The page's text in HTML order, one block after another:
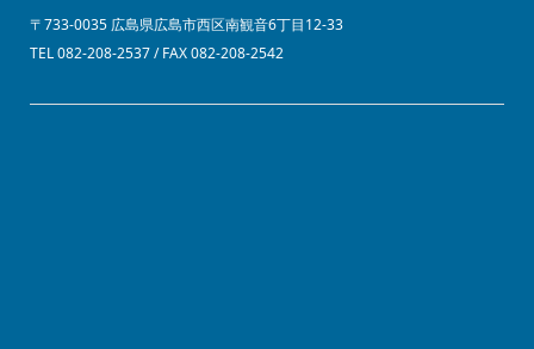
〒733-0035 広島県広島市西区南観音6丁目12-33
TEL 082-208-2537 / FAX 082-208-2542